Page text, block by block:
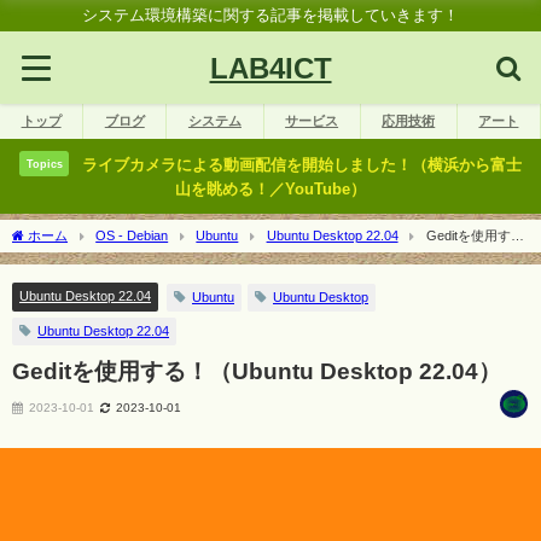
システム環境構築に関する記事を掲載していきます！
LAB4ICT
トップ ブログ システム サービス 応用技術 アート
Topics
ライブカメラによる動画配信を開始しました！（横浜から富士
山を眺める！／YouTube）
ホーム OS - Debian Ubuntu Ubuntu Desktop 22.04
Geditを使用す
る！（Ubuntu Desktop 22.04）
Ubuntu Desktop 22.04 Ubuntu Ubuntu Desktop
Ubuntu Desktop 22.04
Geditを使用する！（Ubuntu Desktop 22.04）
2023-10-01 2023-10-01